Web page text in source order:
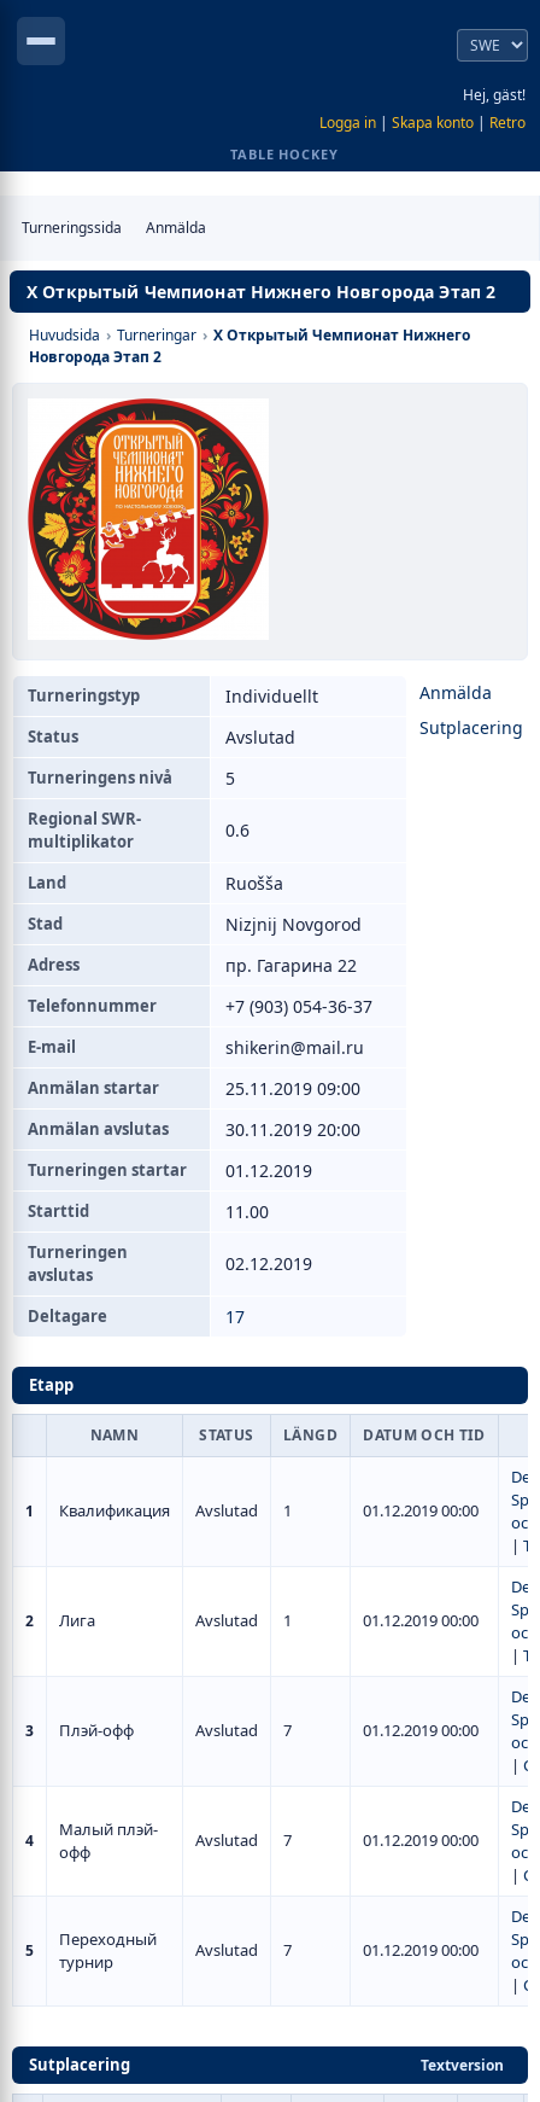
Hej, gäst!
Logga in | Skapa konto | Retro
TABLE HOCKEY
Turneringssida Anmälda
X Открытый Чемпионат Нижнего Новгорода Этап 2
Huvudsida › Turneringar › X Открытый Чемпионат Нижнего
Новгорода Этап 2
Anmälda
Sutplacering
Turneringstyp Individuellt
Status Avslutad
Turneringens nivå 5
Regional SWR-
multiplikator
0.6
Land Ruošša
Stad Nizjnij Novgorod
Adress пр. Гагарина 22
Telefonnummer +7 (903) 054-36-37
E-mail shikerin@mail.ru
Anmälan startar 25.11.2019 09:00
Anmälan avslutas 30.11.2019 20:00
Turneringen startar 01.12.2019
Starttid 11.00
Turneringen
avslutas
02.12.2019
Deltagare 17
Etapp
NAMN STATUS LÄNGD DATUM OCH TID
1 Квалификация Avslutad 1 01.12.2019 00:00
|
2 Лига Avslutad 1 01.12.2019 00:00
|
3 Плэй-офф Avslutad 7 01.12.2019 00:00
|
4
Малый плэй-
офф
Avslutad 7 01.12.2019 00:00
|
5
Переходный
турнир
Avslutad 7 01.12.2019 00:00
|
Textversion
Sutplacering